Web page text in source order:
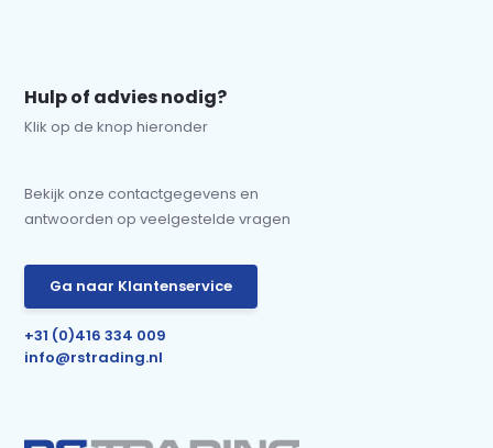
Hulp of advies nodig?
Klik op de knop hieronder
Bekijk onze contactgegevens en
antwoorden op veelgestelde vragen
Ga naar Klantenservice
+31 (0)416 334 009
info@rstrading.nl